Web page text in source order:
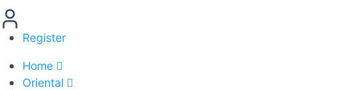
Register
Home
Oriental